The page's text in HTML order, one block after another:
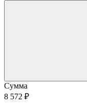
Сумма
8 572 ₽